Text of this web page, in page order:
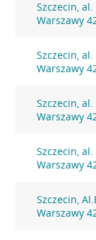
Szczecin,
Warszawy
Szczecin,
Warszawy
Szczecin,
Warszawy
Szczecin,
Warszawy
Szczecin,
Warszawy